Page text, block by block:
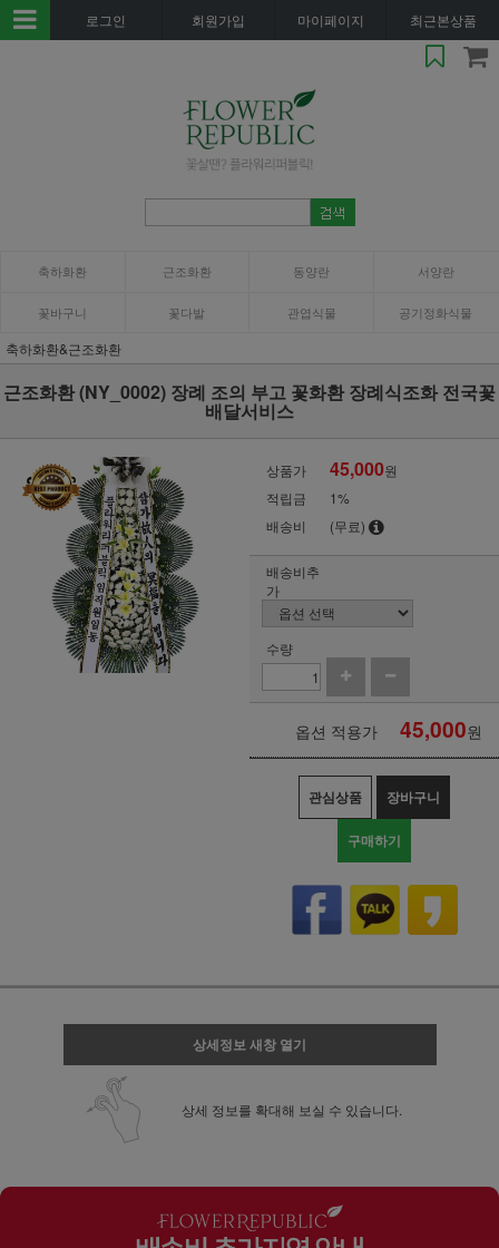
로그인 회원가입 마이페이지 최근본상품
축하화환 근조화환 동양란 서양란
꽃바구니 꽃다발 관엽식물 공기정화식물
축하화환&근조화환
근조화환 (NY_0002) 장례 조의 부고 꽃화환 장례식조화 전국꽃
배달서비스
상품가 45,000원
적립금
1%
배송비
(무료)
배송비추
가
수량
옵션 적용가 45,000원
관심상품 장바구니
구매하기
상세정보 새창 열기
상세 정보를 확대해 보실 수 있습니다.